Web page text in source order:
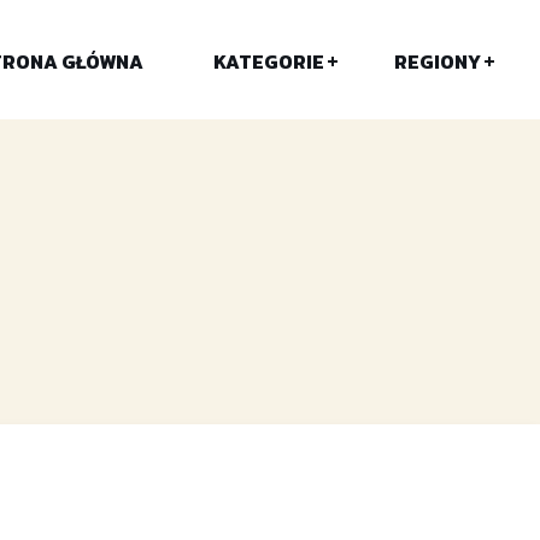
GŁÓWNA KATEGORIE REGIONY